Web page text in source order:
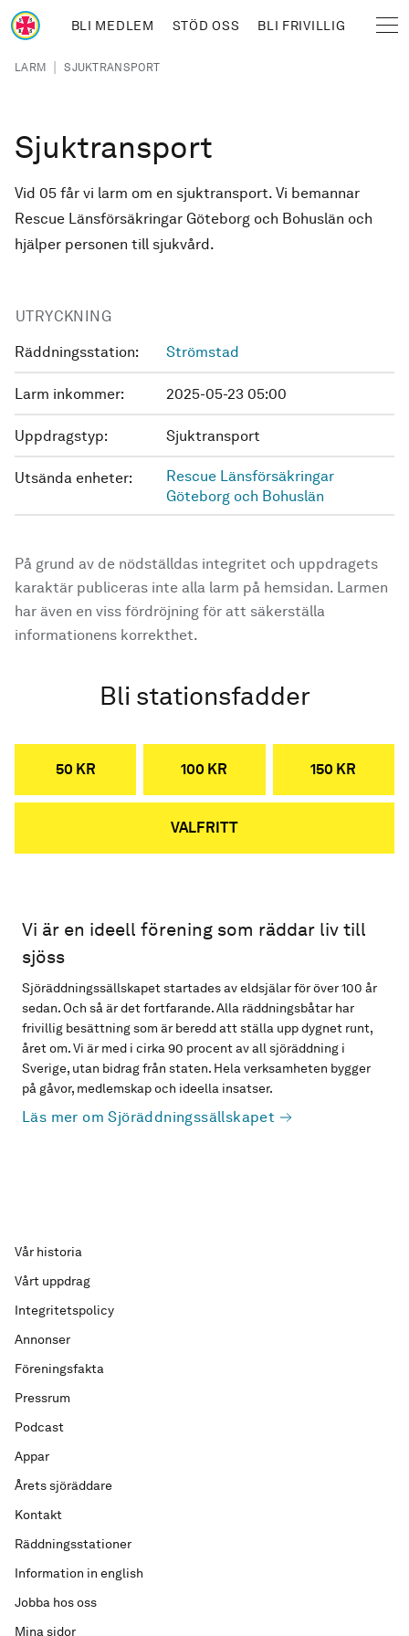
Hoppa till huvudinnehåll
BLI MEDLEM STÖD OSS BLI FRIVILLIG
Länkstig
LARM | SJUKTRANSPORT
Sjuktransport
Vid 05 får vi larm om en sjuktransport. Vi bemannar
Rescue Länsförsäkringar Göteborg och Bohuslän och
hjälper personen till sjukvård.
UTRYCKNING
Räddningsstation: Strömstad
Larm inkommer: 2025-05-23 05:00
Uppdragstyp: Sjuktransport
Utsända enheter:
Rescue Länsförsäkringar
Göteborg och Bohuslän
På grund av de nödställdas integritet och uppdragets
karaktär publiceras inte alla larm på hemsidan. Larmen
har även en viss fördröjning för att säkerställa
informationens korrekthet.
Bli stationsfadder
50 KR 100 KR 150 KR
VALFRITT
Vi är en ideell förening som räddar liv till
sjöss
Sjöräddningssällskapet startades av eldsjälar för över 100 år
sedan. Och så är det fortfarande. Alla räddningsbåtar har
frivillig besättning som är beredd att ställa upp dygnet runt,
året om. Vi är med i cirka 90 procent av all sjöräddning i
Sverige, utan bidrag från staten. Hela verksamheten bygger
på gåvor, medlemskap och ideella insatser.
Läs mer om Sjöräddningssällskapet
Vår historia
Vårt uppdrag
Integritetspolicy
Annonser
Föreningsfakta
Pressrum
Podcast
Appar
Årets sjöräddare
Kontakt
Räddningsstationer
Information in english
Jobba hos oss
Mina sidor